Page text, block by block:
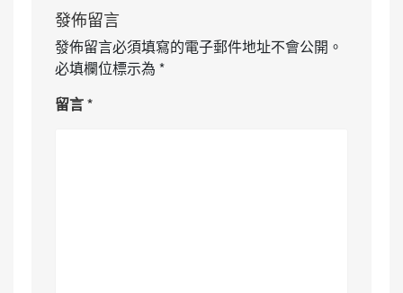
發佈留言
發佈留言必須填寫的電子郵件地址不會公開。
必填欄位標示為 *
留言*